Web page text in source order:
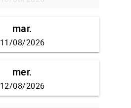
mar.
11/08/2026
mer.
12/08/2026